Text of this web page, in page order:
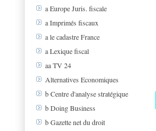
a Europe Juris. fiscale
a Imprimés fiscaux
a le cadastre France
a Lexique fiscal
aa TV 24
Alternatives Economiques
b Centre d'analyse stratégique
b Doing Business
b Gazette net du droit